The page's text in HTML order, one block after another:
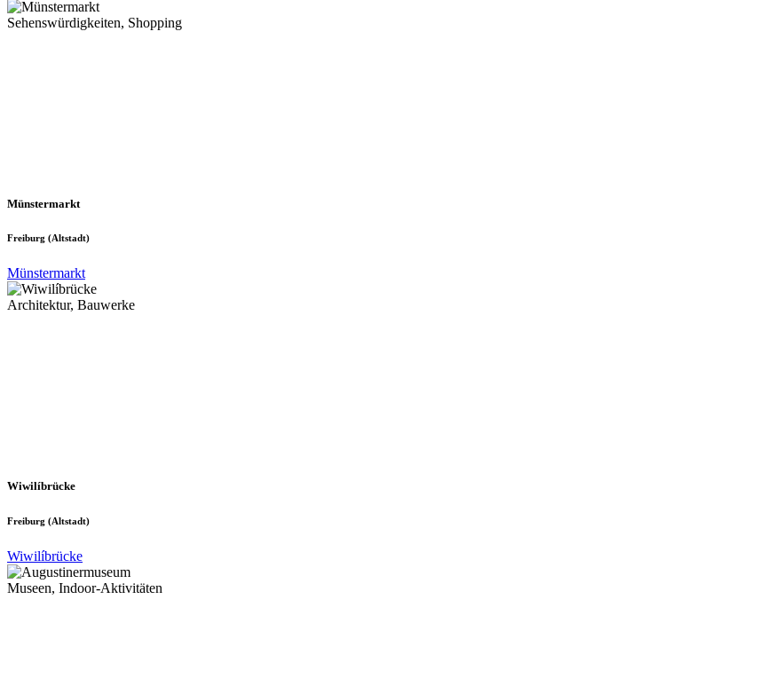
Sehens­würdigkeiten, Shopping
Münstermarkt
Freiburg (Altstadt)
Münstermarkt
Architektur, Bauwerke
Wiwilíbrücke
Freiburg (Altstadt)
Wiwilíbrücke
Museen, Indoor-Aktivitäten